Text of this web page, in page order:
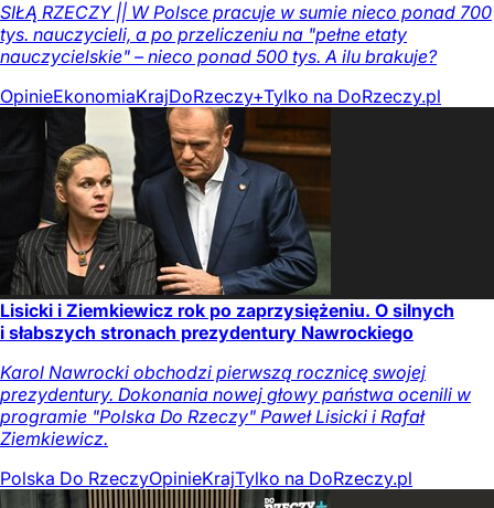
SIŁĄ RZECZY || W Polsce pracuje w sumie nieco ponad 700
tys. nauczycieli, a po przeliczeniu na "pełne etaty
nauczycielskie" – nieco ponad 500 tys. A ilu brakuje?
OpinieEkonomiaKrajDoRzeczy+Tylko na DoRzeczy.pl
Lisicki i Ziemkiewicz rok po zaprzysiężeniu. O silnych
i słabszych stronach prezydentury Nawrockiego
Karol Nawrocki obchodzi pierwszą rocznicę swojej
prezydentury. Dokonania nowej głowy państwa ocenili w
programie "Polska Do Rzeczy" Paweł Lisicki i Rafał
Ziemkiewicz.
Polska Do RzeczyOpinieKrajTylko na DoRzeczy.pl